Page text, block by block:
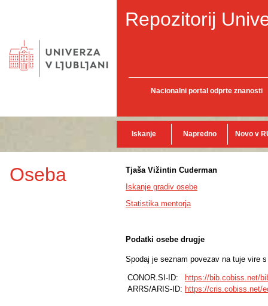
Repozitorij
Nacionalni portal odprte znanosti
Iskanje Napredno Novo v
Oseba
Tjaša Vižintin Cuderman
Iskanje gradiv osebe
Statistika mentorja
Podatki osebe drugje
Spodaj je seznam povezav na tuje vire
CONOR.SI-ID:
https://bib.cobiss.net/
ARRS/ARIS-ID: https://cris.cobiss.net/